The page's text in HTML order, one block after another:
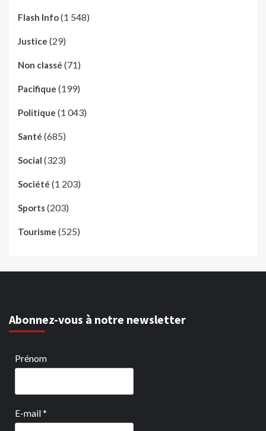
Flash Info(1 548)
Justice (29)
Non classé (71)
Pacifique (199)
Politique (1 043)
Santé (685)
Social (323)
Société (1 203)
Sports(203)
Tourisme (525)
Abonnez-vous à notre newsletter
Prénom
E-mail*